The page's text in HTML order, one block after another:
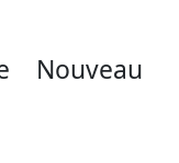
Nouveau